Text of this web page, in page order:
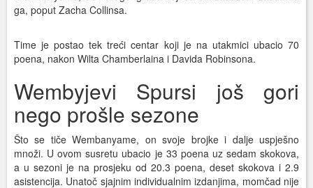
ga, poput Zacha Collinsa.
Time je postao tek treći centar koji je na utakmici ubacio 70
poena, nakon Wilta Chamberlaina i Davida Robinsona.
Wembyjevi Spursi još gori
nego prošle sezone
Što se tiče Wembanyame, on svoje brojke i dalje uspješno
množi. U ovom susretu ubacio je 33 poena uz sedam skokova,
a u sezoni je na prosjeku od 20.3 poena, deset skokova i 2.9
asistencija. Unatoč sjajnim individualnim izdanjima, momčad nije